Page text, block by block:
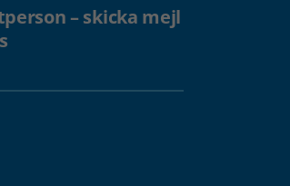
– skicka mejl